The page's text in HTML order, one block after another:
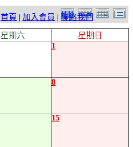
首頁 | 加入會員 | 聯絡我們
星期六
星期日
1
8
15